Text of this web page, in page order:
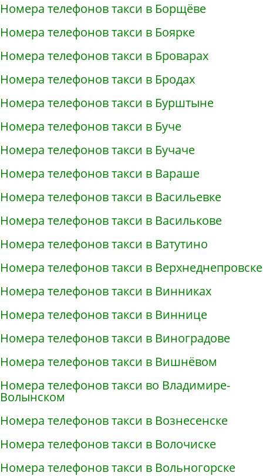
Номера телефонов такси в Борщёве
Номера телефонов такси в Боярке
Номера телефонов такси в Броварах
Номера телефонов такси в Бродах
Номера телефонов такси в Бурштыне
Номера телефонов такси в Буче
Номера телефонов такси в Бучаче
Номера телефонов такси в Вараше
Номера телефонов такси в Васильевке
Номера телефонов такси в Василькове
Номера телефонов такси в Ватутино
Номера телефонов такси в Верхнеднепровске
Номера телефонов такси в Винниках
Номера телефонов такси в Виннице
Номера телефонов такси в Виноградове
Номера телефонов такси в Вишнёвом
Номера телефонов такси во Владимире-
Волынском
Номера телефонов такси в Вознесенске
Номера телефонов такси в Волочиске
Номера телефонов такси в Вольногорске